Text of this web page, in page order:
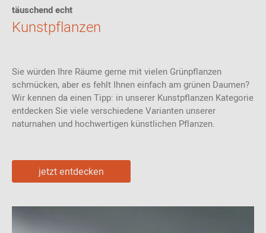
täuschend echt
Kunstpflanzen
Sie würden Ihre Räume gerne mit vielen Grünpflanzen
schmücken, aber es fehlt Ihnen einfach am grünen Daumen?
Wir kennen da einen Tipp: in unserer Kunstpflanzen Kategorie
entdecken Sie viele verschiedene Varianten unserer
naturnahen und hochwertigen künstlichen Pflanzen.
jetzt entdecken